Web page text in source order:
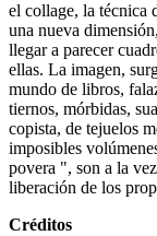
el collage, la técnica
una nueva
llegar a parecer
ellas. La imagen,
mundo de libros,
tiernos, mórbidas,
copista, de tejuelos
imposibles
povera ", son a la
liberación de los
Créditos